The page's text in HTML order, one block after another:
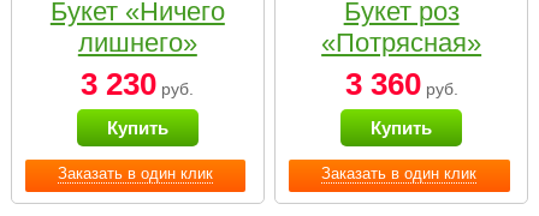
Заказать в один клик
Букет «Ничего
лишнего»
3 230 руб.
Купить
Заказать в один клик
Букет роз
«Потрясная»
3 360руб.
Купить